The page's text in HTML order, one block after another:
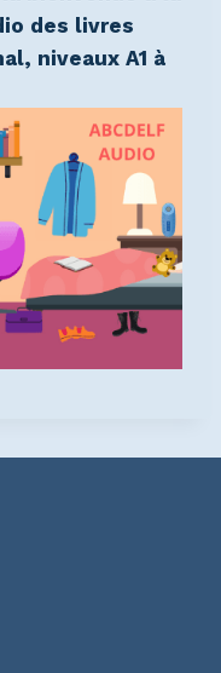
des livres
niveaux A1 à